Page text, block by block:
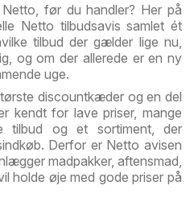
før du handler? Her på
Netto tilbudsavis samlet ét
tilbud der gælder lige nu,
og om der allerede er en ny
uge.
discountkæder og en del
kendt for lave priser, mange
tilbud og et sortiment, der
Derfor er Netto avisen
madpakker, aftensmad,
holde øje med gode priser på